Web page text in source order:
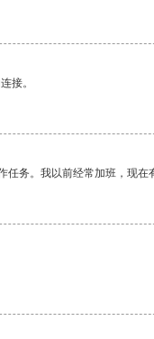
接。
务。我以前经常加班，现在